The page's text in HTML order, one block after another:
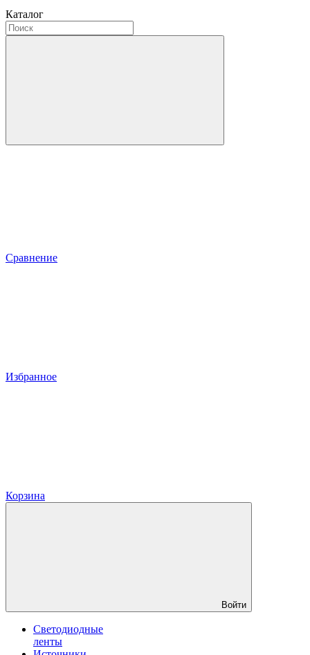
Каталог
Сравнение
Избранное
Корзина
Войти
Светодиодные
ленты